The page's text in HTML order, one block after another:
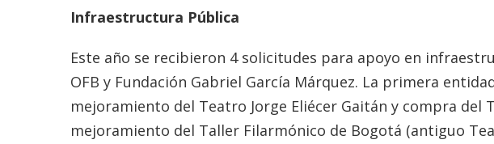
Infraestructura Pública
Este año se recibieron 4 solicitudes para apoyo en
OFB y Fundación Gabriel García Márquez. La primera
mejoramiento del Teatro Jorge Eliécer Gaitán y compra del
mejoramiento del Taller Filarmónico de Bogotá (antiguo